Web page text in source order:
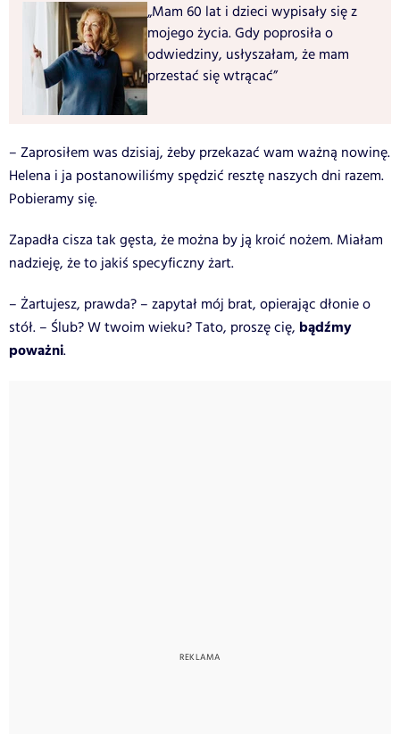
„Mam 60 lat i dzieci wypisały się z
mojego życia. Gdy poprosiła o
odwiedziny, usłyszałam, że mam
przestać się wtrącać”
– Zaprosiłem was dzisiaj, żeby przekazać wam ważną nowinę.
Helena i ja postanowiliśmy spędzić resztę naszych dni razem.
Pobieramy się.
Zapadła cisza tak gęsta, że można by ją kroić nożem. Miałam
nadzieję, że to jakiś specyficzny żart.
– Żartujesz, prawda? – zapytał mój brat, opierając dłonie o
stół. – Ślub? W twoim wieku? Tato, proszę cię, bądźmy
poważni.